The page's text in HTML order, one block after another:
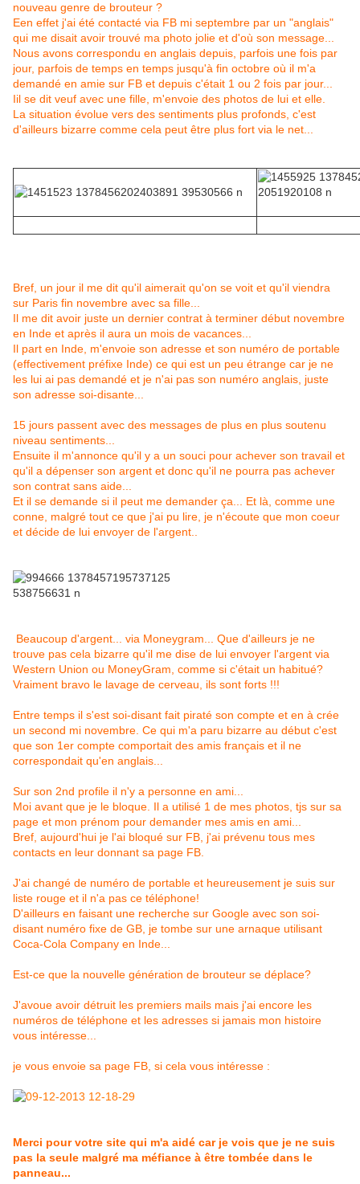
nouveau genre de brouteur ?
Een effet j'ai été contacté via FB mi septembre par un "anglais"
qui me disait avoir trouvé ma photo jolie et d'où son message...
Nous avons correspondu en anglais depuis, parfois une fois par
jour, parfois de temps en temps jusqu'à fin octobre où il m'a
demandé en amie sur FB et depuis c'était 1 ou 2 fois par jour...
Iil se dit veuf avec une fille, m'envoie des photos de lui et elle.
La situation évolue vers des sentiments plus profonds, c'est
d'ailleurs bizarre comme cela peut être plus fort via le net...
Bref, un jour il me dit qu'il aimerait qu'on se voit et qu'il viendra
sur Paris fin novembre avec sa fille...
Il me dit avoir juste un dernier contrat à terminer début novembre
en Inde et après il aura un mois de vacances...
Il part en Inde, m'envoie son adresse et son numéro de portable
(effectivement préfixe Inde) ce qui est un peu étrange car je ne
les lui ai pas demandé et je n'ai pas son numéro anglais, juste
son adresse soi-disante...
15 jours passent avec des messages de plus en plus soutenu
niveau sentiments...
Ensuite il m'annonce qu'il y a un souci pour achever son travail et
qu'il a dépenser son argent et donc qu'il ne pourra pas achever
son contrat sans aide...
Et il se demande si il peut me demander ça... Et là, comme une
conne, malgré tout ce que j'ai pu lire, je n'écoute que mon coeur
et décide de lui envoyer de l'argent..
Beaucoup d'argent... via Moneygram... Que d'ailleurs je ne
trouve pas cela bizarre qu'il me dise de lui envoyer l'argent via
Western Union ou MoneyGram, comme si c'était un habitué?
Vraiment bravo le lavage de cerveau, ils sont forts !!!
Entre temps il s'est soi-disant fait piraté son compte et en à crée
un second mi novembre. Ce qui m'a paru bizarre au début c'est
que son 1er compte comportait des amis français et il ne
correspondait qu'en anglais...
Sur son 2nd profile il n'y a personne en ami...
Moi avant que je le bloque. Il a utilisé 1 de mes photos, tjs sur sa
page et mon prénom pour demander mes amis en ami...
Bref, aujourd'hui je l'ai bloqué sur FB, j'ai prévenu tous mes
contacts en leur donnant sa page FB.
J'ai changé de numéro de portable et heureusement je suis sur
liste rouge et il n'a pas ce téléphone!
D'ailleurs en faisant une recherche sur Google avec son soi-
disant numéro fixe de GB, je tombe sur une arnaque utilisant
Coca-Cola Company en Inde...
Est-ce que la nouvelle génération de brouteur se déplace?
J'avoue avoir détruit les premiers mails mais j'ai encore les
numéros de téléphone et les adresses si jamais mon histoire
vous intéresse...
je vous envoie sa page FB, si cela vous intéresse :
Merci pour votre site qui m'a aidé car je vois que je ne suis
pas la seule malgré ma méfiance à être tombée dans le
panneau...